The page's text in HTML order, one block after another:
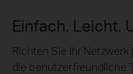
Einfach. Leicht.
Richten Sie Ihr
die benutzerfreundliche